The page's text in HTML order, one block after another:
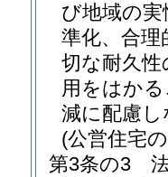
び地域の
準化、合
切な耐久
用をはか
減に配慮
(公営住宅
第3条の3